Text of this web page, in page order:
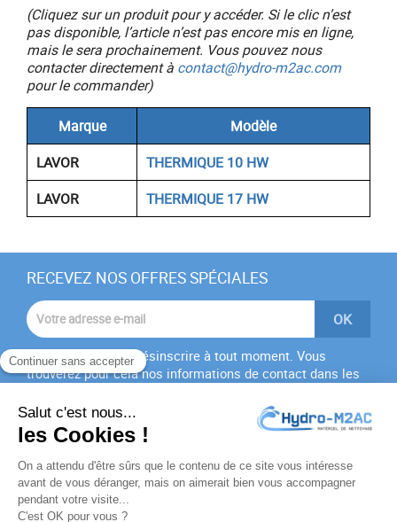
(Cliquez sur un produit pour y accéder. Si le clic n’est
pas disponible, l’article n’est pas encore mis en ligne,
mais le sera prochainement. Vous pouvez nous
contacter directement à contact@hydro-m2ac.com
pour le commander)
Marque
Modèle
LAVOR
THERMIQUE 10 HW
LAVOR
THERMIQUE 17 HW
RECEVEZ NOS OFFRES SPÉCIALES
Vous pouvez vous désinscrire à tout moment. Vous
trouverez pour cela nos informations de contact dans les
J'accepte lesconditions générales
politique de
confidentialité
PRODUITS